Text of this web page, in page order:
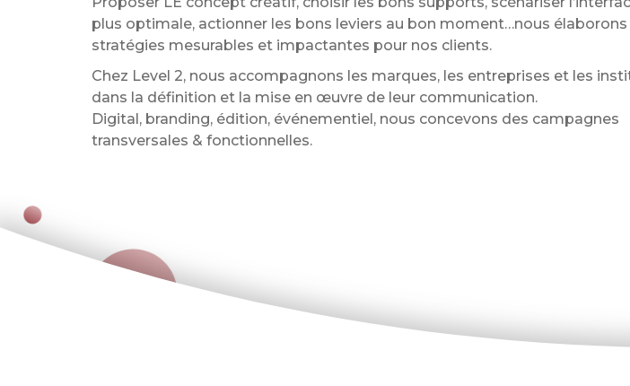
plus optimale, actionner les bons leviers au bon moment…nous élaborons
stratégies mesurables et impactantes pour nos clients.
Chez Level 2, nous accompagnons les marques, les entreprises et les
dans la définition et la mise en œuvre de leur communication.
Digital, branding, édition, événementiel, nous concevons des campagnes
transversales & fonctionnelles.